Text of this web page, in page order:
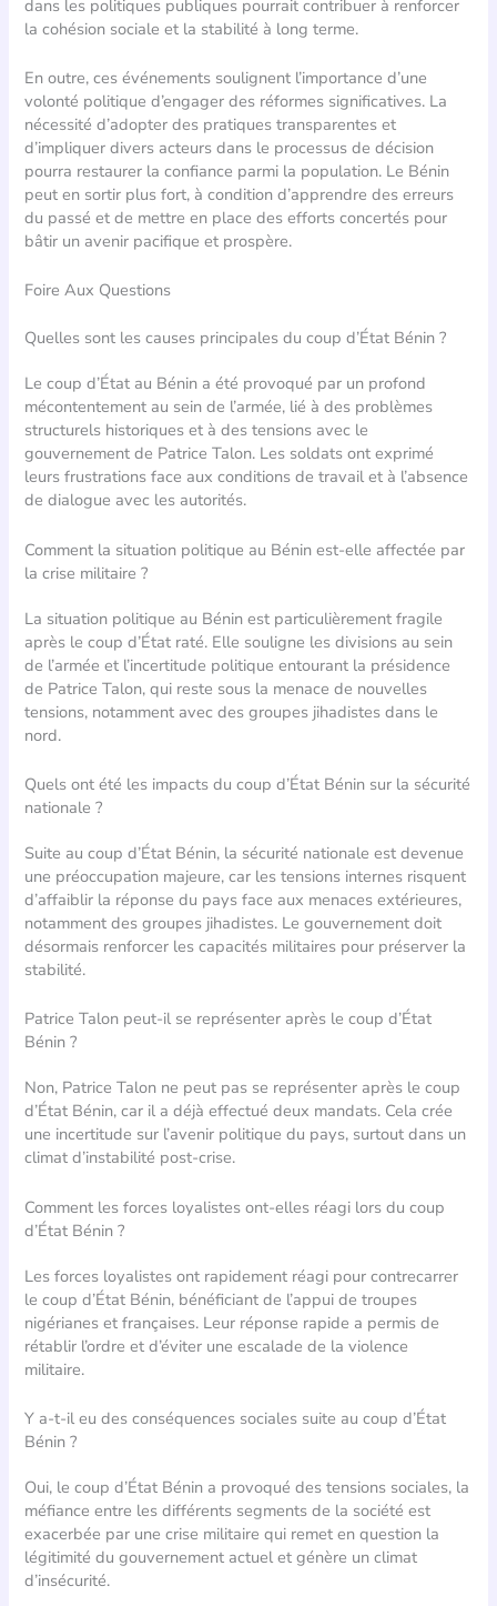
dans les politiques publiques pourrait contribuer à renforcer
la cohésion sociale et la stabilité à long terme.
En outre, ces événements soulignent l’importance d’une
volonté politique d’engager des réformes significatives. La
nécessité d’adopter des pratiques transparentes et
d’impliquer divers acteurs dans le processus de décision
pourra restaurer la confiance parmi la population. Le Bénin
peut en sortir plus fort, à condition d’apprendre des erreurs
du passé et de mettre en place des efforts concertés pour
bâtir un avenir pacifique et prospère.
Foire Aux Questions
Quelles sont les causes principales du coup d’État Bénin ?
Le coup d’État au Bénin a été provoqué par un profond
mécontentement au sein de l’armée, lié à des problèmes
structurels historiques et à des tensions avec le
gouvernement de Patrice Talon. Les soldats ont exprimé
leurs frustrations face aux conditions de travail et à l’absence
de dialogue avec les autorités.
Comment la situation politique au Bénin est-elle affectée par
la crise militaire ?
La situation politique au Bénin est particulièrement fragile
après le coup d’État raté. Elle souligne les divisions au sein
de l’armée et l’incertitude politique entourant la présidence
de Patrice Talon, qui reste sous la menace de nouvelles
tensions, notamment avec des groupes jihadistes dans le
nord.
Quels ont été les impacts du coup d’État Bénin sur la sécurité
nationale ?
Suite au coup d’État Bénin, la sécurité nationale est devenue
une préoccupation majeure, car les tensions internes risquent
d’affaiblir la réponse du pays face aux menaces extérieures,
notamment des groupes jihadistes. Le gouvernement doit
désormais renforcer les capacités militaires pour préserver la
stabilité.
Patrice Talon peut-il se représenter après le coup d’État
Bénin ?
Non, Patrice Talon ne peut pas se représenter après le coup
d’État Bénin, car il a déjà effectué deux mandats. Cela crée
une incertitude sur l’avenir politique du pays, surtout dans un
climat d’instabilité post-crise.
Comment les forces loyalistes ont-elles réagi lors du coup
d’État Bénin ?
Les forces loyalistes ont rapidement réagi pour contrecarrer
le coup d’État Bénin, bénéficiant de l’appui de troupes
nigérianes et françaises. Leur réponse rapide a permis de
rétablir l’ordre et d’éviter une escalade de la violence
militaire.
Y a-t-il eu des conséquences sociales suite au coup d’État
Bénin ?
Oui, le coup d’État Bénin a provoqué des tensions sociales, la
méfiance entre les différents segments de la société est
exacerbée par une crise militaire qui remet en question la
légitimité du gouvernement actuel et génère un climat
d’insécurité.